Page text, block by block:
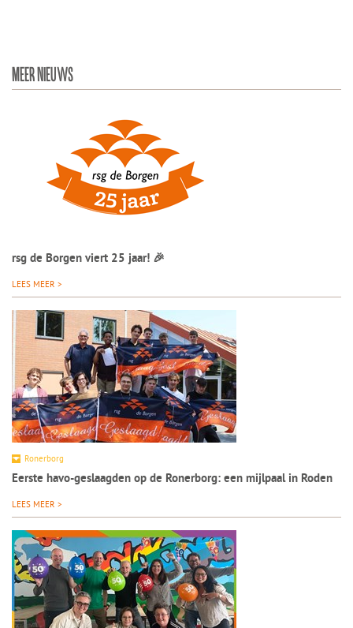
MEER NIEUWS
rsg de Borgen viert 25 jaar! 🎉
LEES MEER >
Ronerborg
Eerste havo-geslaagden op de Ronerborg: een mijlpaal in Roden
LEES MEER >